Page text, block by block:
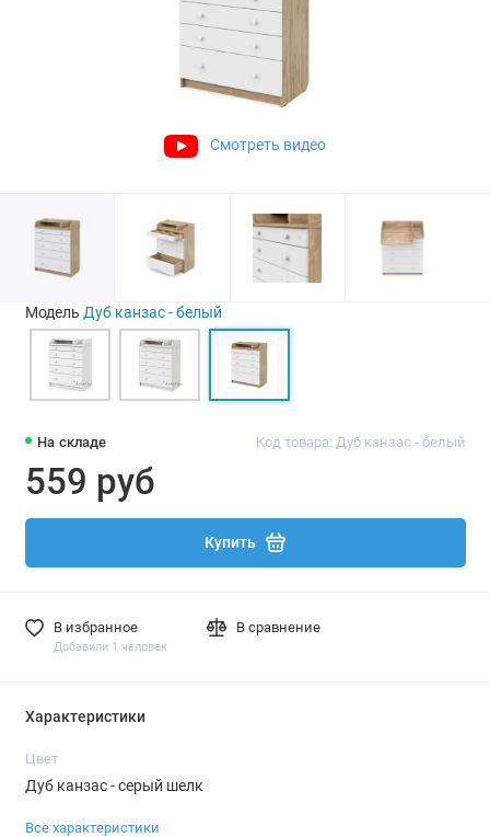
Смотреть видео
На складе Код товара: Дуб канзас - белый
559 руб
Купить
В избранное
Добавили 1 человек
В сравнение
Модель Дуб канзас - белый
Характеристики
Цвет
Дуб канзас - серый шелк
Все характеристики